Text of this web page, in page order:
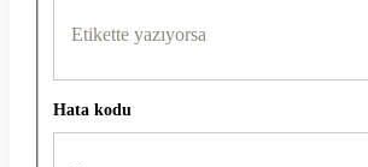
Hata kodu